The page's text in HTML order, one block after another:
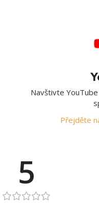
Navštivte
Přejděte
5